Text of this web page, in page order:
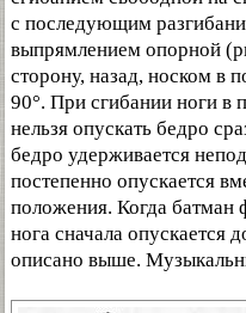
с последующим
выпрямлением опорной
сторону, назад, носком в
90°. При сгибании ноги в
нельзя опускать бедро
бедро удерживается
постепенно опускается
положения. Когда батман
нога сначала опускается
описано выше.